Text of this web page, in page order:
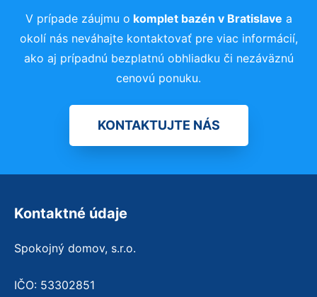
V prípade záujmu o komplet bazén v Bratislave a
okolí nás neváhajte kontaktovať pre viac informácií,
ako aj prípadnú bezplatnú obhliadku či nezáväznú
cenovú ponuku.
KONTAKTUJTE NÁS
Kontaktné údaje
Spokojný domov, s.r.o.
IČO: 53302851